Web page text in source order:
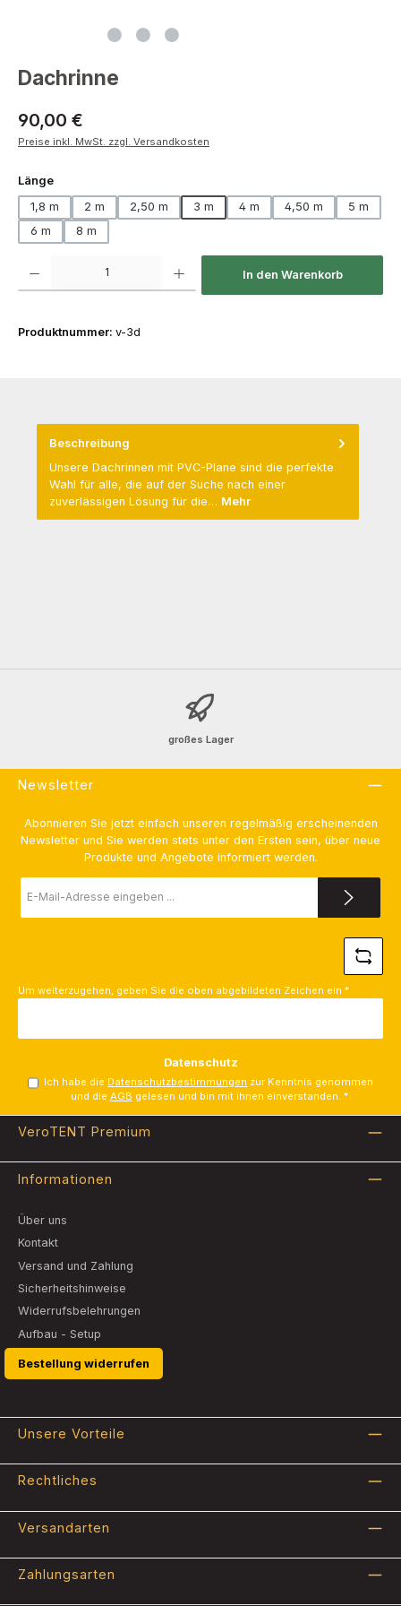
Dachrinne
Regulärer Preis:
90,00 €
Preise inkl. MwSt. zzgl. Versandkosten
Längeauswählen
1,8 m
2 m 2,50 m 3 m 4 m 4,50 m
5 m
6 m
8 m
In den Warenkorb
Produktnummer: v-3d
Beschreibung
Unsere Dachrinnen mit PVC-Plane sind die perfekte
Wahl für alle, die auf der Suche nach einer
zuverlässigen Lösung für die… Mehr
großes Lager
Newsletter
Abonnieren Sie jetzt einfach unseren regelmäßig erscheinenden
Newsletter und Sie werden stets unter den Ersten sein, über neue
Produkte und Angebote informiert werden.
Mail-
Adresse
Um weiterzugehen, geben Sie die oben abgebildeten Zeichen ein *
Datenschutz
Ich habe die Datenschutzbestimmungen zur Kenntnis genommen
und die AGB gelesen und bin mit ihnen einverstanden. *
VeroTENT Premium
Informationen
Über uns
Kontakt
Versand und Zahlung
Sicherheitshinweise
Widerrufsbelehrungen
Aufbau - Setup
Bestellung widerrufen
Unsere Vorteile
Versandarten
Zahlungsarten
Rechtliches